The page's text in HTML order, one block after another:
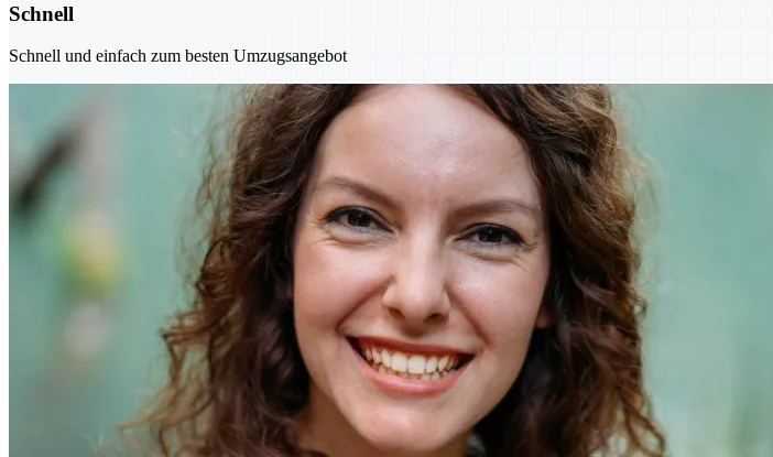
Schnell
Schnell und einfach zum besten Umzugsangebot